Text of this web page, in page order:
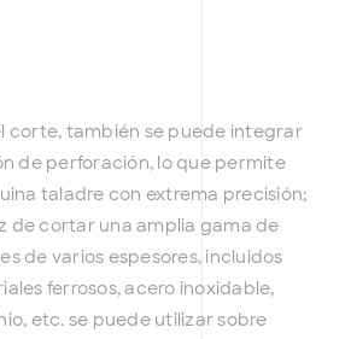
corte, también se puede integrar
de perforación, lo que permite
taladre con extrema precisión;
de cortar una amplia gama de
de varios espesores, incluidos
ferrosos, acero inoxidable,
etc. se puede utilizar sobre